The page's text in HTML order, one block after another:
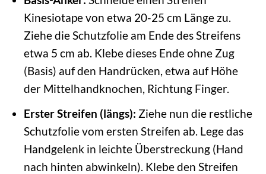
Kinesiotape von etwa 20-25 cm Länge zu.
Ziehe die Schutzfolie am Ende des Streifens
etwa 5 cm ab. Klebe dieses Ende ohne Zug
(Basis) auf den Handrücken, etwa auf Höhe
der Mittelhandknochen, Richtung Finger.
Erster Streifen (längs): Ziehe nun die restliche
Schutzfolie vom ersten Streifen ab. Lege das
Handgelenk in leichte Überstreckung (Hand
nach hinten abwinkeln). Klebe den Streifen